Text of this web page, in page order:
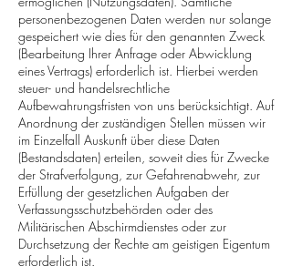
personenbezogenen Daten werden nur solange
gespeichert wie dies für den genannten Zweck
(Bearbeitung Ihrer Anfrage oder Abwicklung
eines Vertrags) erforderlich ist. Hierbei werden
steuer- und handelsrechtliche
Aufbewahrungsfristen von uns berücksichtigt. Auf
Anordnung der zuständigen Stellen müssen wir
im Einzelfall Auskunft über diese Daten
(Bestandsdaten) erteilen, soweit dies für Zwecke
der Strafverfolgung, zur Gefahrenabwehr, zur
Erfüllung der gesetzlichen Aufgaben der
Verfassungsschutzbehörden oder des
Militärischen Abschirmdienstes oder zur
Durchsetzung der Rechte am geistigen Eigentum
erforderlich ist.